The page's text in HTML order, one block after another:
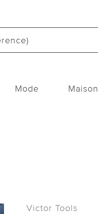
Mode Maison
Victor Tools